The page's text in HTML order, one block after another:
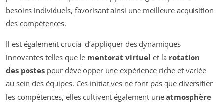
besoins individuels, favorisant ainsi une meilleure acquisition
des compétences.
Il est également crucial d’appliquer des dynamiques
innovantes telles que le mentorat virtuel et la rotation
des postes pour développer une expérience riche et variée
au sein des équipes. Ces initiatives ne font pas que diversifier
les compétences, elles cultivent également une atmosphère